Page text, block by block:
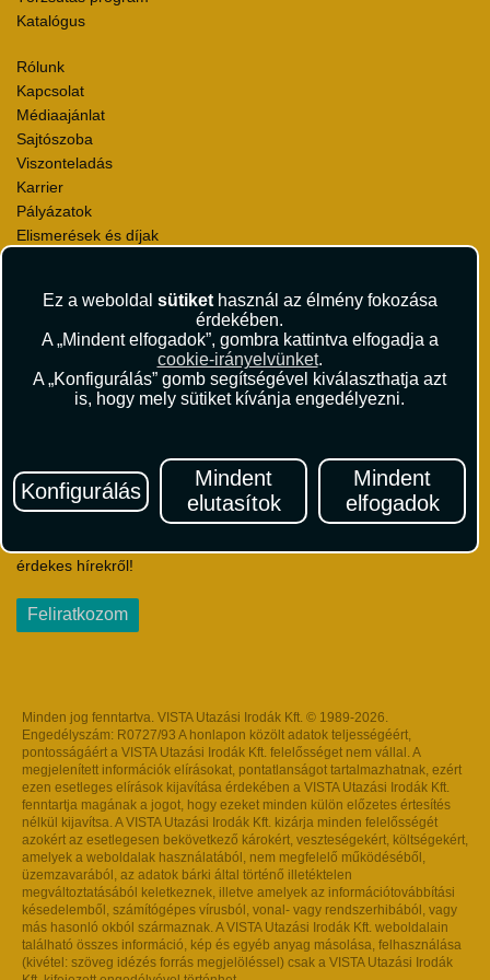
Ez a weboldal sütikethasznál az élmény fokozása
érdekében.
A „Mindent elfogadok”, gombra kattintva elfogadja a
cookie-irányelvünket.
A „Konfigurálás” gomb segítségével kiválaszthatja azt
is, hogy mely sütiket kívánja engedélyezni.
Konfigurálás
Mindent
elutasítok
Mindent
elfogadok
Katalógus
Rólunk
Kapcsolat
Médiaajánlat
Sajtószoba
Viszonteladás
Karrier
Pályázatok
Elismerések és díjak
Utazási Csomag Szerződési Feltételek
Útlemondás-biztosítás Szerződési Feltételek
Utasbiztosítás Szerződési Feltételek
Repülőjegy Szerződési Feltételek
Adatvédelem
Hírlevél
Iratkozzon fel Magyarország egyik legszínesebb utazási
érdekes hírekről!
Feliratkozom
Minden jog fenntartva. VISTA Utazási Irodák Kft. © 1989-2026.
Engedélyszám: R0727/93 A honlapon közölt adatok teljességéért,
pontosságáért a VISTA Utazási Irodák Kft. felelősséget nem vállal. A
megjelenített információk elírásokat, pontatlanságot tartalmazhatnak, ezért
ezen esetleges elírások kijavítása érdekében a VISTA Utazási Irodák Kft.
fenntartja magának a jogot, hogy ezeket minden külön előzetes értesítés
nélkül kijavítsa. A VISTA Utazási Irodák Kft. kizárja minden felelősségét
azokért az esetlegesen bekövetkező károkért, veszteségekért, költségekért,
amelyek a weboldalak használatából, nem megfelelő működéséből,
üzemzavarából, az adatok bárki által történő illetéktelen
megváltoztatásából keletkeznek, illetve amelyek az információtovábbítási
késedelemből, számítógépes vírusból, vonal- vagy rendszerhibából, vagy
más hasonló okból származnak. A VISTA Utazási Irodák Kft. weboldalain
található összes információ, kép és egyéb anyag másolása, felhasználása
(kivétel: szöveg idézés forrás megjelöléssel) csak a VISTA Utazási Irodák